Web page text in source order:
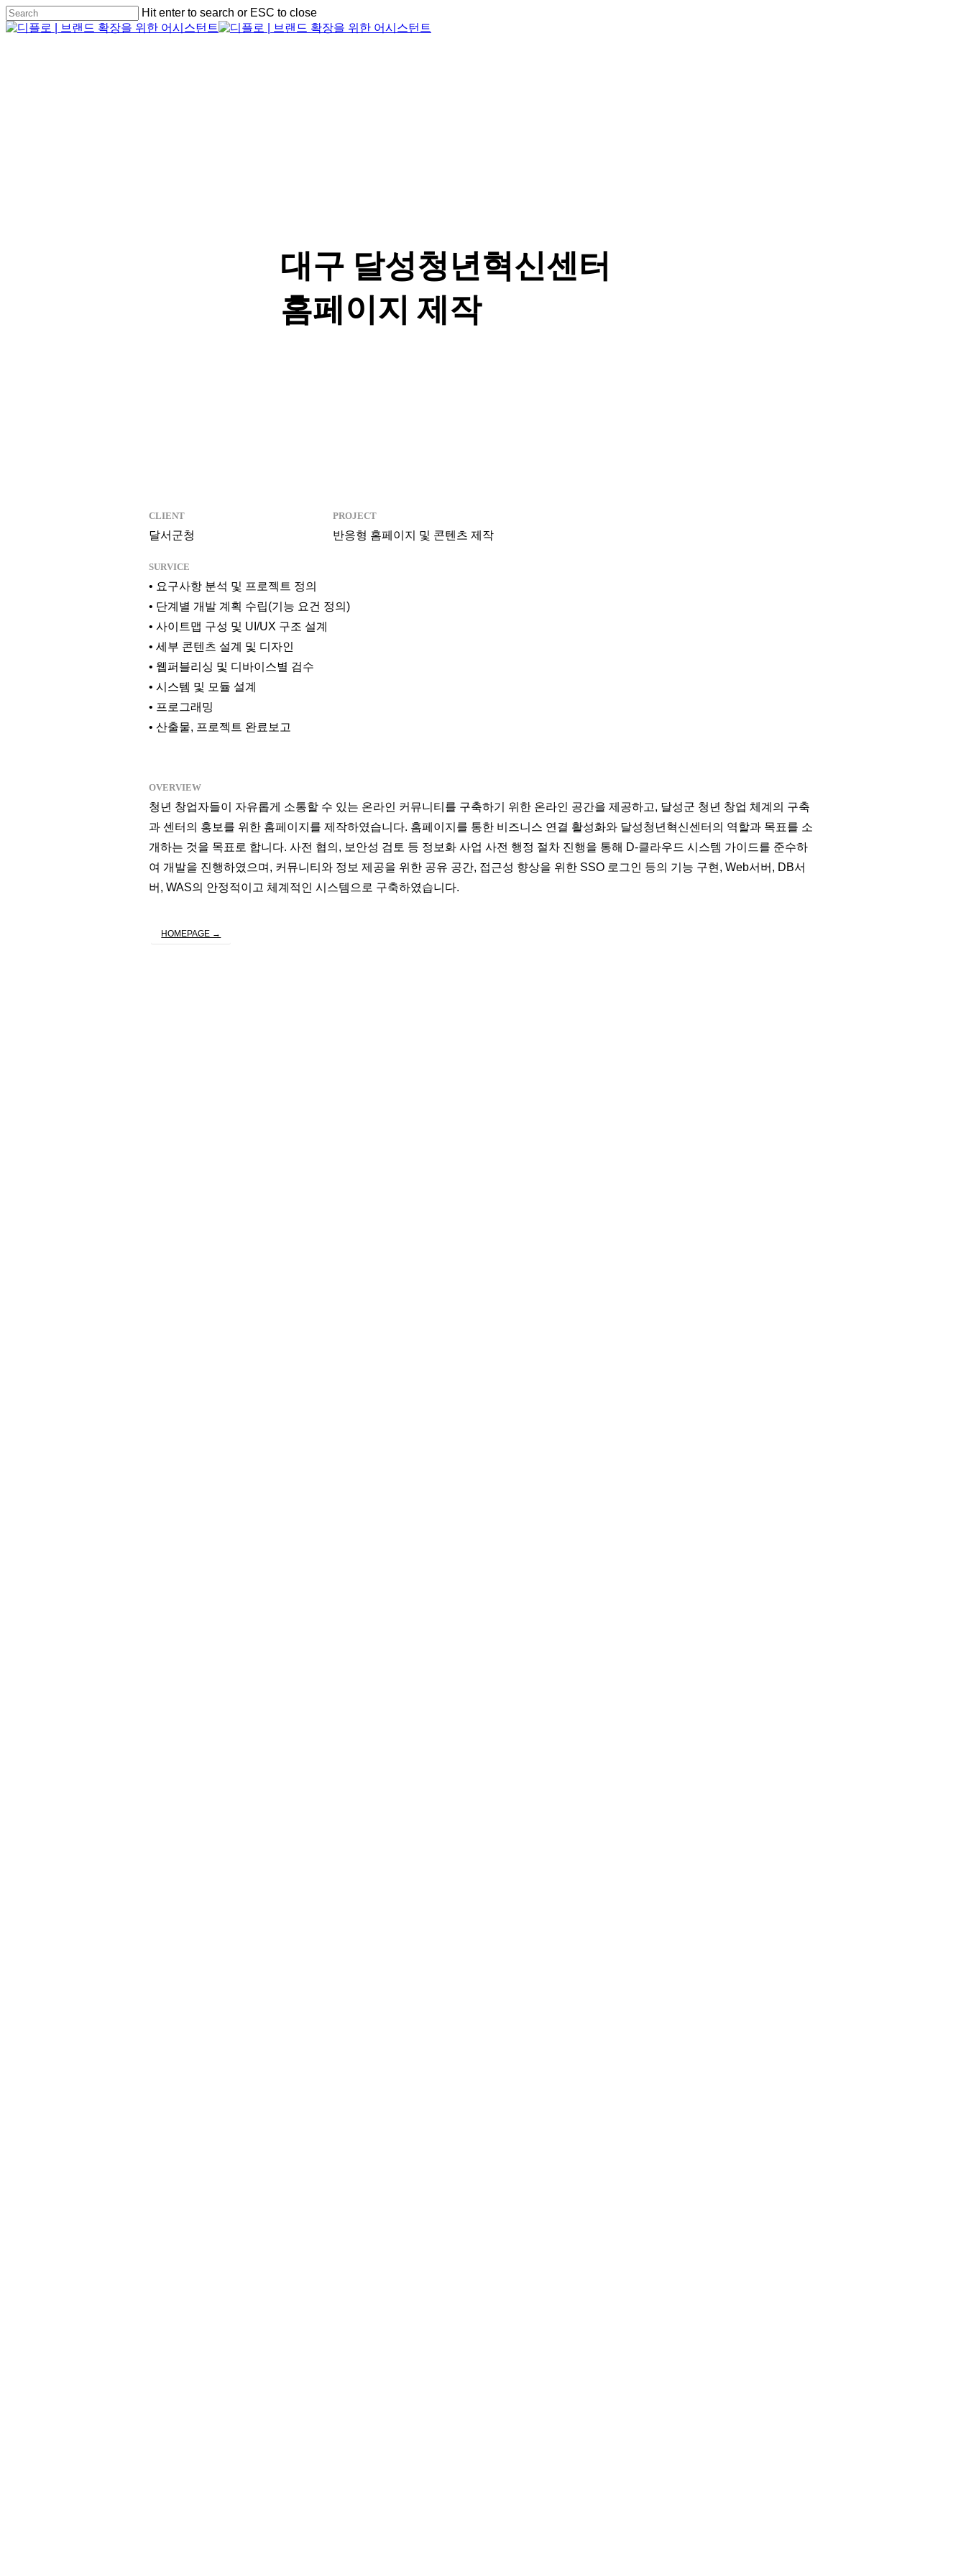
Skip
to
main
Hit enter to search or ESC to close
Close
대구 달성청년혁신센터
홈페이지 제작
CLIENT
달서군청
PROJECT
반응형 홈페이지 및 콘텐츠 제작
SURVICE
• 요구사항 분석 및 프로젝트 정의
• 단계별 개발 계획 수립(기능 요건 정의)
• 사이트맵 구성 및 UI/UX 구조 설계
• 세부 콘텐츠 설계 및 디자인
• 웹퍼블리싱 및 디바이스별 검수
• 시스템 및 모듈 설계
• 프로그래밍
• 산출물, 프로젝트 완료보고
OVERVIEW
청년 창업자들이 자유롭게 소통할 수 있는 온라인 커뮤니티를 구축하기 위한 온라인 공간을 제공하고, 달성군 청년 창업 체계의 구축
과 센터의 홍보를 위한 홈페이지를 제작하였습니다. 홈페이지를 통한 비즈니스 연결 활성화와 달성청년혁신센터의 역할과 목표를 소
개하는 것을 목표로 합니다. 사전 협의, 보안성 검토 등 정보화 사업 사전 행정 절차 진행을 통해 D-클라우드 시스템 가이드를 준수하
여 개발을 진행하였으며, 커뮤니티와 정보 제공을 위한 공유 공간, 접근성 향상을 위한 SSO 로그인 등의 기능 구현, Web서버, DB서
버, WAS의 안정적이고 체계적인 시스템으로 구축하였습니다.
HOMEPAGE →